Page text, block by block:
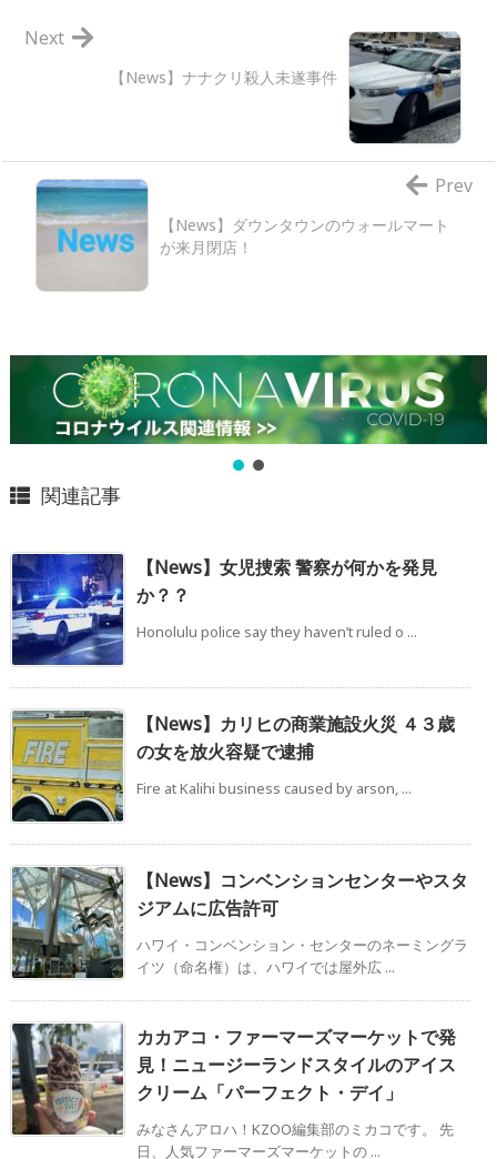
【News】ナナクリ殺人未遂事件
Next
【News】ダウンタウンのウォールマート
が来月閉店！
Prev
関連記事
【News】女児捜索 警察が何かを発見
か？？
Honolulu police say they haven’t ruled o ...
【News】カリヒの商業施設火災 ４３歳
の女を放火容疑で逮捕
Fire at Kalihi business caused by arson, ...
【News】コンベンションセンターやスタ
ジアムに広告許可
ハワイ・コンベンション・センターのネーミングラ
イツ（命名権）は、ハワイでは屋外広 ...
カカアコ・ファーマーズマーケットで発
見！ニュージーランドスタイルのアイス
クリーム「パーフェクト・デイ」
みなさんアロハ！KZOO編集部のミカコです。 先
日、人気ファーマーズマーケットの ...